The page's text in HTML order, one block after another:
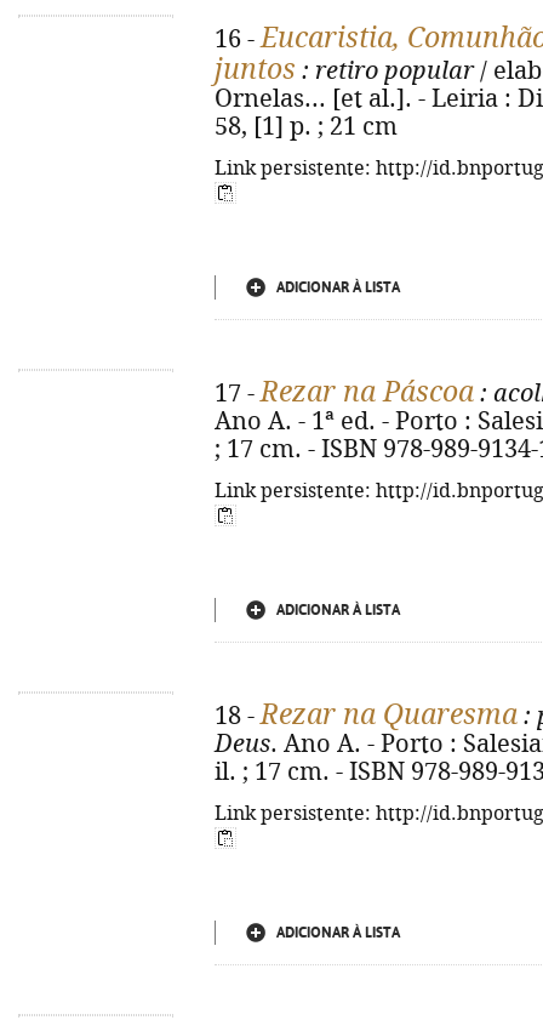
16 -Eucaristia,
juntos : retiro popular/
Ornelas... [et al.]. - Leiria :
58, [1] p. ; 21 cm
Link persistente: http://
ADICIONAR À LISTA
17 -Rezar na Páscoa :
Ano A. - 1ª ed. - Porto :
; 17 cm. - ISBN 978-989-
Link persistente: http://
ADICIONAR À LISTA
18 -Rezar na Quaresma :
Deus. Ano A. - Porto :
il. ; 17 cm. - ISBN 978-989-
Link persistente: http://
ADICIONAR À LISTA